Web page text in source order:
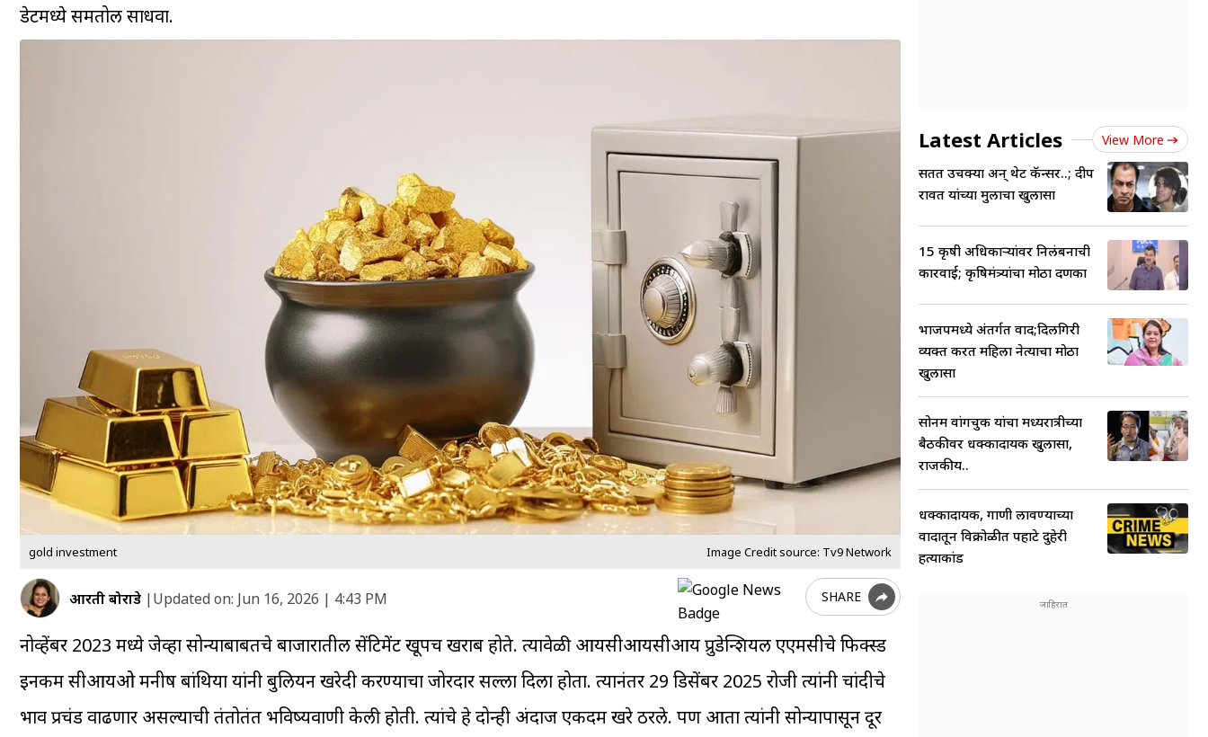
डेटमध्ये समतोल साधवा.
gold investment Image Credit source: Tv9 Network
आरती बोराडे |Updated on: Jun 16, 2026 | 4:43 PM SHARE
नोव्हेंबर 2023 मध्ये जेव्हा सोन्याबाबतचे बाजारातील सेंटिमेंट खूपच खराब होते. त्यावेळी आयसीआयसीआय प्रुडेन्शियल एएमसीचे फिक्स्ड
इनकम सीआयओ मनीष बांथिया यांनी बुलियन खरेदी करण्याचा जोरदार सल्ला दिला होता. त्यानंतर 29 डिसेंबर 2025 रोजी त्यांनी चांदीचे
भाव प्रचंड वाढणार असल्याची तंतोतंत भविष्यवाणी केली होती. त्यांचे हे दोन्ही अंदाज एकदम खरे ठरले. पण आता त्यांनी सोन्यापासून दूर
Latest Articles View More
सतत उचक्या अन् थेट कॅन्सर..; प्रदीप
रावत यांच्या मुलाचा खुलासा
15 कृषी अधिकाऱ्यांवर निलंबनाची
कारवाई; कृषिमंत्र्यांचा मोठा दणका
भाजपमध्ये अंतर्गत वाद;दिलगिरी
व्यक्त करत महिला नेत्याचा मोठा
खुलासा
सोनम वांगचुक यांचा मध्यरात्रीच्या
बैठकीवर धक्कादायक खुलासा,
राजकीय..
धक्कादायक, गाणी लावण्याच्या
वादातून विक्रोळीत पहाटे दुहेरी
हत्याकांड